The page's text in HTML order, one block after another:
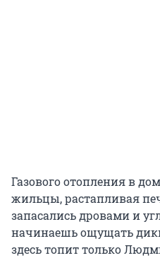
Газового отопления в
жильцы, растапливая
запасались дровами и
начинаешь ощущать
здесь топит только